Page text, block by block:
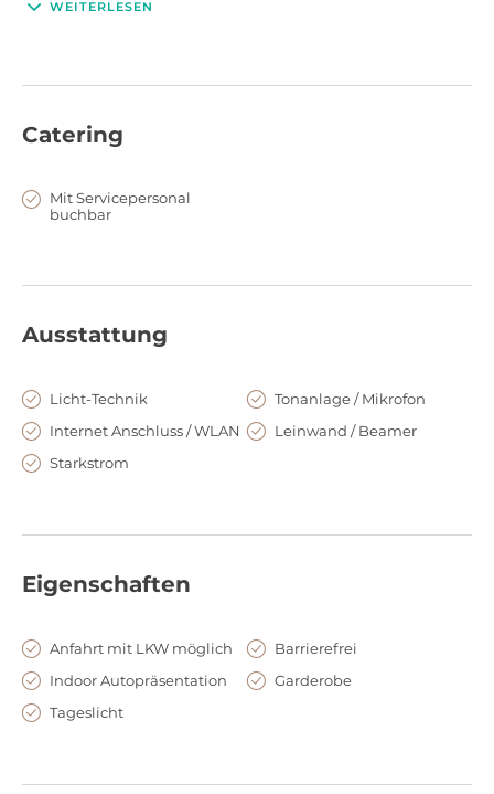
Klingt spannend? Sichere Dir jetzt Deinen Wunschtermin und
WEITERLESEN
Catering
Mit Servicepersonal
buchbar
Ausstattung
Licht-Technik
Tonanlage / Mikrofon
Internet Anschluss / WLAN
Leinwand / Beamer
Starkstrom
Eigenschaften
Anfahrt mit LKW möglich
Barrierefrei
Indoor Autopräsentation
Garderobe
Tageslicht